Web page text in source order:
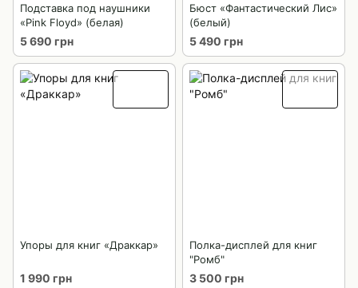
Подставка под наушники
«Pink Floyd» (белая)
5 690 грн
Бюст «Фантастический Лис»
(белый)
5 490 грн
Упоры для книг «Драккар»
1 990 грн
Полка-дисплей для книг
"Ромб"
3 500 грн